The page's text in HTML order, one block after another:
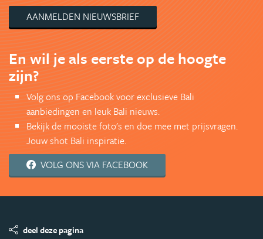
AANMELDEN NIEUWSBRIEF
En wil je als eerste op de hoogte
zijn?
Volg ons op Facebook voor exclusieve Bali
aanbiedingen en leuk Bali nieuws.
Bekijk de mooiste foto's en doe mee met prijsvragen.
Jouw shot Bali inspiratie.
VOLG ONS VIA FACEBOOK
deel deze pagina